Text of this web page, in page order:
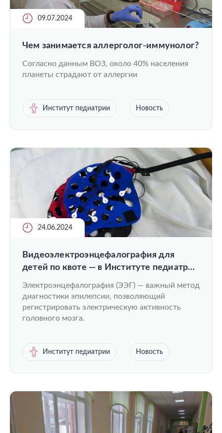
09.07.2024
Чем занимается аллерголог-иммунолог?
Согласно данным ВОЗ, около 40% населения
планеты страдают от аллергии
Институт педиатрии Новость
24.06.2024
Видеоэлектроэнцефалография для
детей по квоте — в Институте педиатрии
Электроэнцефалография (ЭЭГ) — важный метод
диагностики эпилепсии, позволяющий
регистрировать электрическую активность
головного мозга.
Институт педиатрии Новость